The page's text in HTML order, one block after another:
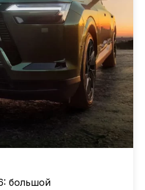
большой